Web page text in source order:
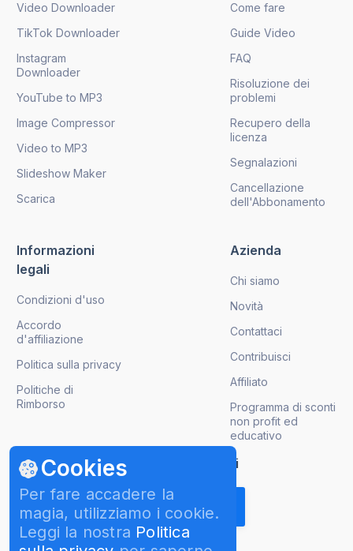
Cookies
Per fare accadere la
magia, utilizziamo i cookie.
Leggi la nostra Politica
Video Downloader
TikTok Downloader
Instagram
Downloader
YouTube to MP3
Image Compressor
Video to MP3
Slideshow Maker
Scarica
Come fare
Guide Video
FAQ
Risoluzione dei
problemi
Recupero della
licenza
Segnalazioni
Cancellazione
dell'Abbonamento
Informazioni
legali
Condizioni d'uso
Accordo
d'affiliazione
Politica sulla privacy
Politiche di
Rimborso
Azienda
Chi siamo
Novità
Contattaci
Contribuisci
Affiliato
Programma di sconti
non profit ed
educativo
Ricevi gli aggiornamenti sui prodotti